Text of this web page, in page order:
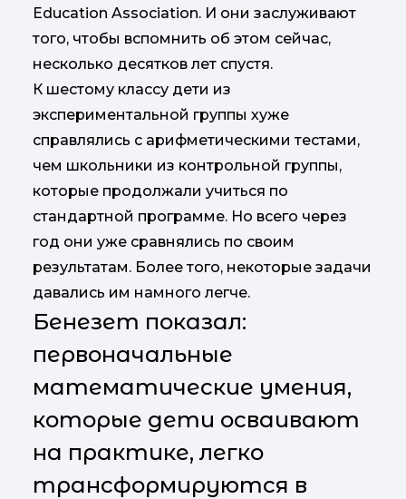
Education Association. И они заслуживают
того, чтобы вспомнить об этом сейчас,
несколько десятков лет спустя.
К шестому классу дети из
экспериментальной группы хуже
справлялись с арифметическими тестами,
чем школьники из контрольной группы,
которые продолжали учиться по
стандартной программе. Но всего через
год они уже сравнялись по своим
результатам. Более того, некоторые задачи
давались им намного легче.
Бенезет показал:
первоначальные
математические умения,
которые дети осваивают
на практике, легко
трансформируются в